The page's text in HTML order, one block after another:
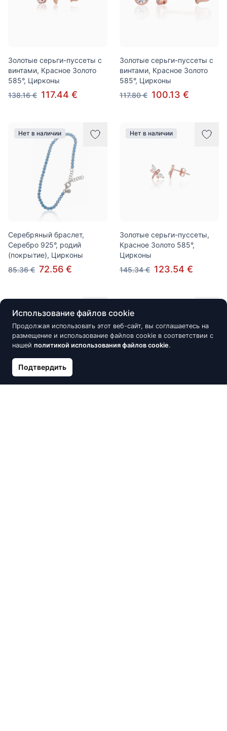
Золотые серьги-пуссеты с
винтами, Красное Золото
585°, Цирконы
138.16 € 117.44 €
Золотые серьги-пуссеты с
винтами, Красное Золото
585°, Цирконы
117.80 € 100.13 €
Нет в наличии
Серебряный браслет,
Серебро 925°, родий
(покрытие), Цирконы
85.36 € 72.56 €
Нет в наличии
Золотые серьги-пуссеты,
Красное Золото 585°,
Цирконы
145.34 € 123.54 €
Использование файлов cookie
Продолжая использовать этот веб-сайт, вы соглашаетесь на
размещение и использование файлов cookie в соответствии с
нашей политикой использования файлов cookie.
Подтвердить